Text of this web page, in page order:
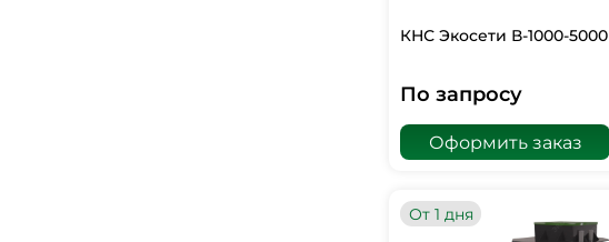
КНС Экосети В-1000-5000
По запросу
Оформить заказ
От 1 дня